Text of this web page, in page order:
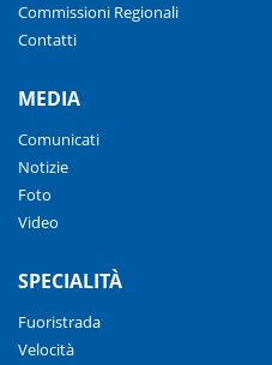
Commissioni Regionali
Contatti
MEDIA
Comunicati
Notizie
Foto
Video
SPECIALITÀ
Fuoristrada
Velocità